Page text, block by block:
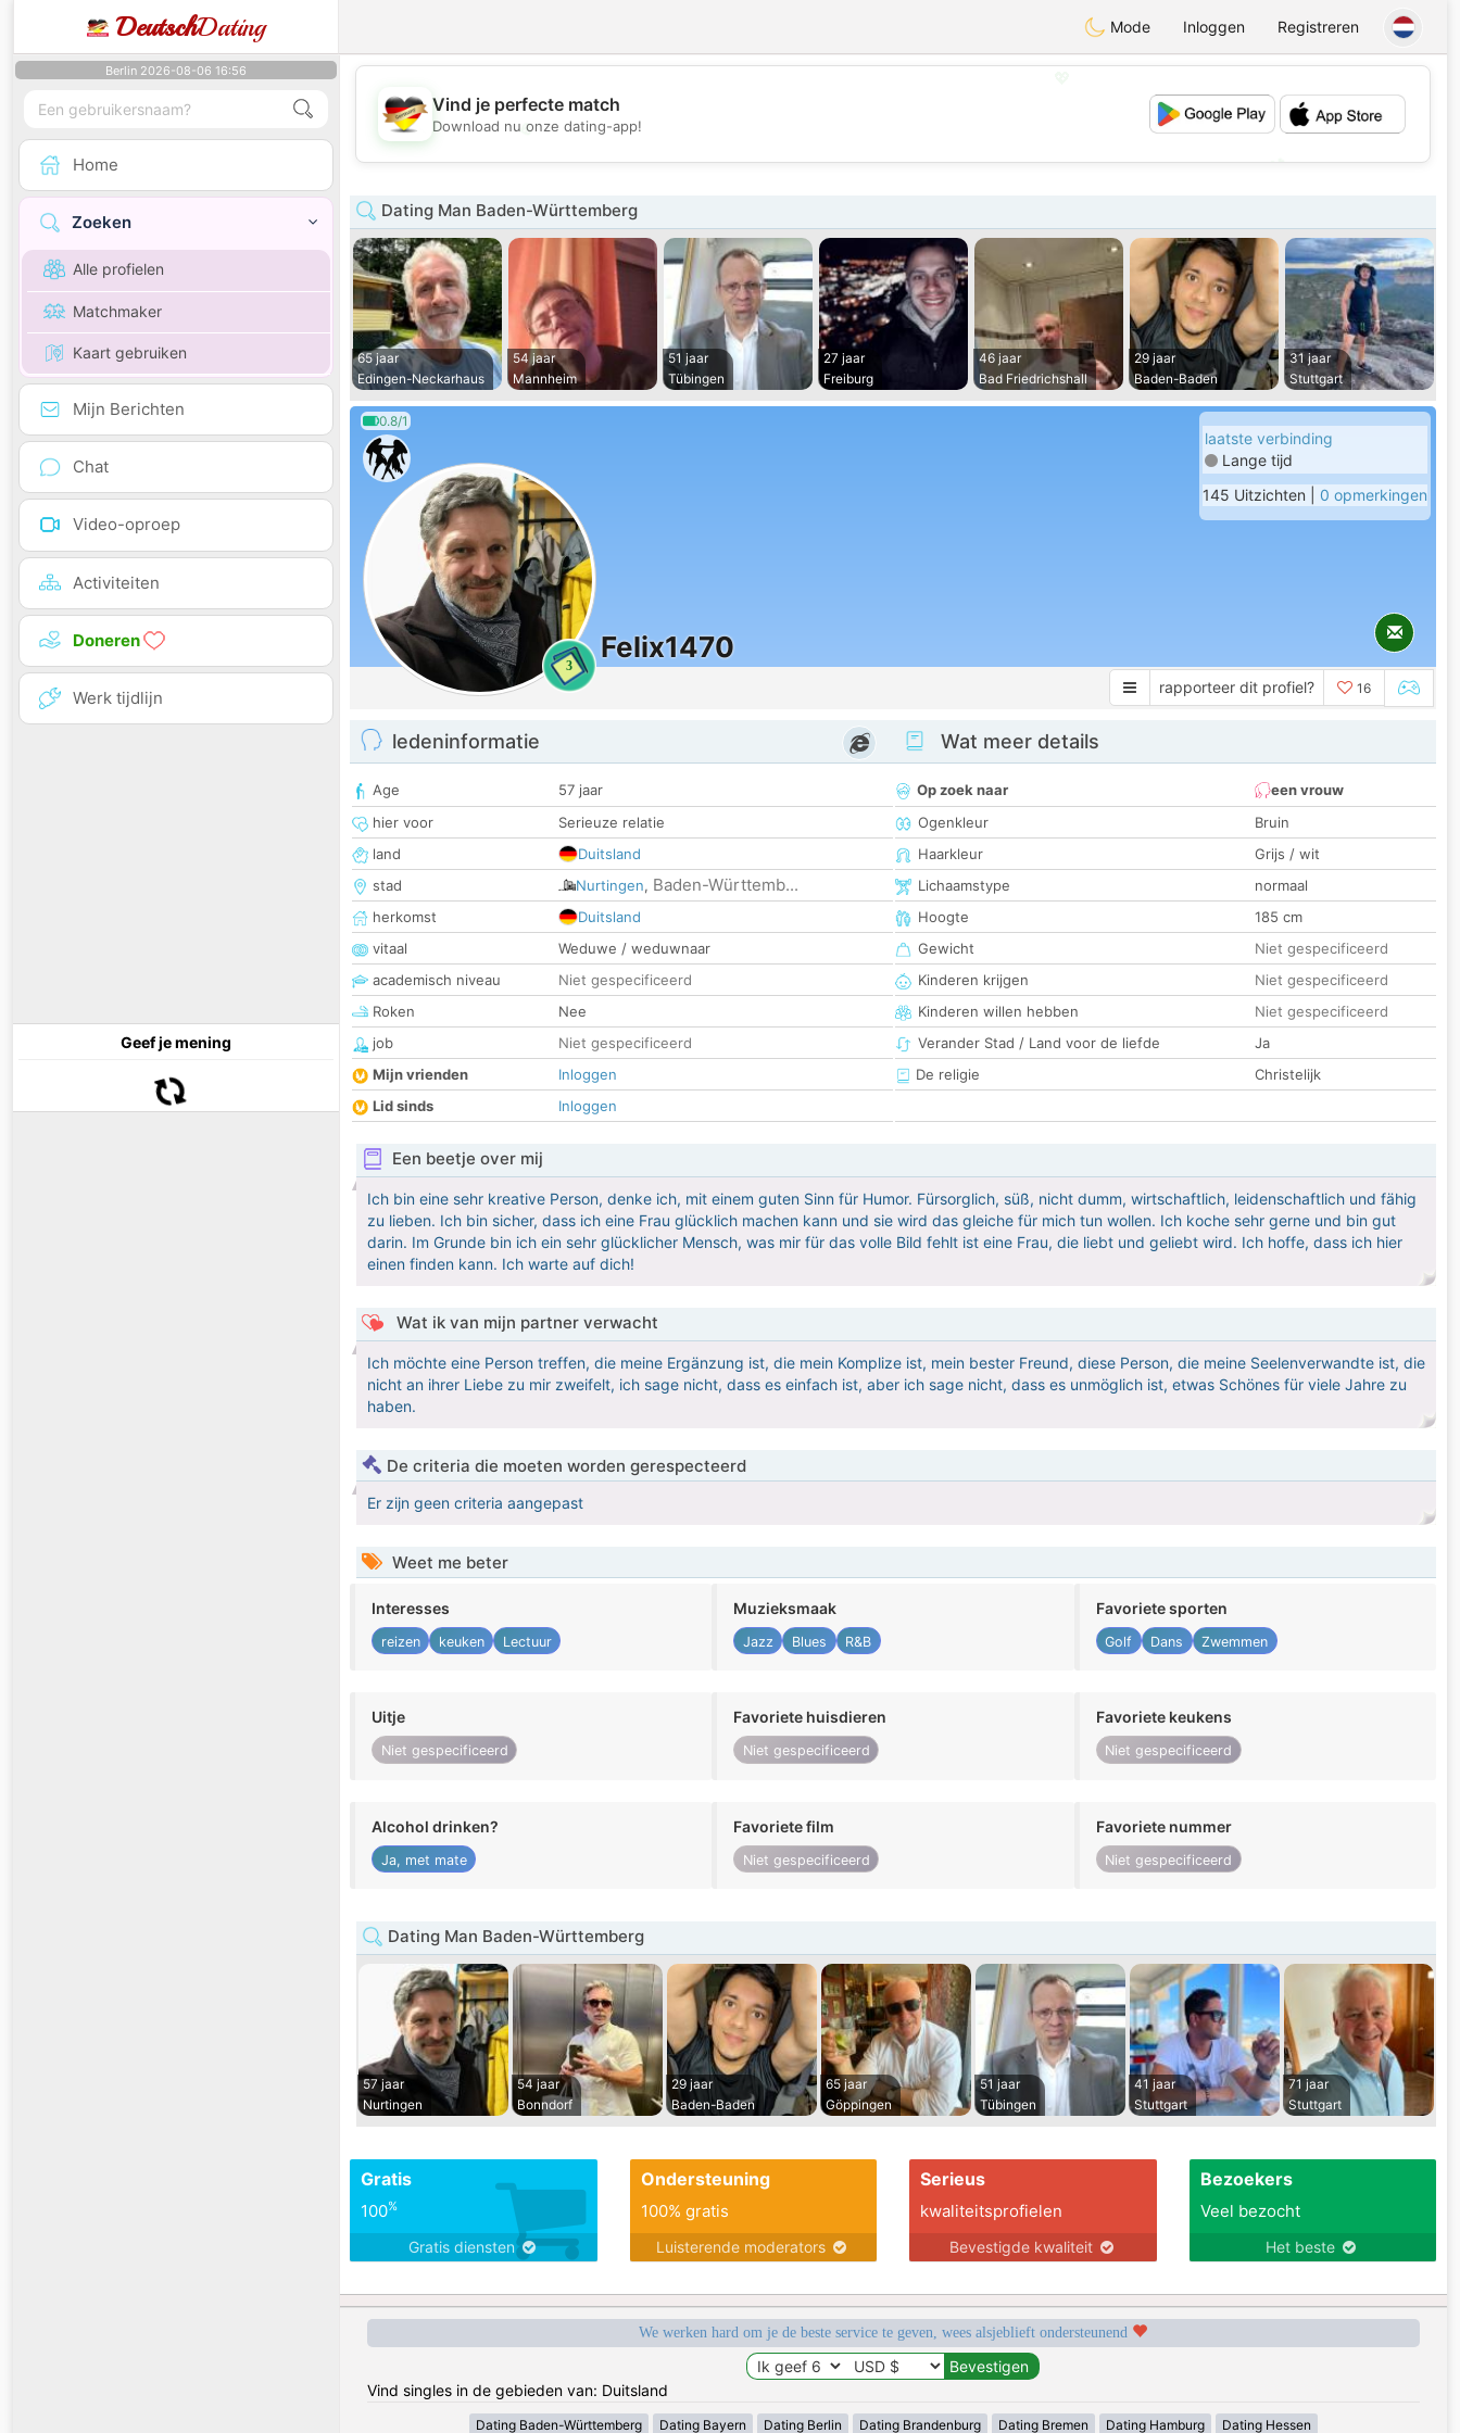
DeutschDating Mode Inloggen Registreren
Berlin 2026-08-06 16:56
Home
Zoeken
Alle profielen
Matchmaker
Kaart gebruiken
Mijn Berichten
Chat
Video-oproep
Activiteiten
Doneren
Werk tijdlijn
Geef je mening
💕
Vind je perfecte match
Download nu onze dating-app!
Dating Man Baden-Württemberg
65 jaar
Edingen-Neckarhaus
54 jaar
Mannheim
51 jaar
Tübingen
27 jaar
Freiburg
46 jaar
Bad Friedrichshall
29 jaar
Baden-Baden
31 jaar
Stuttgart
0.8/1
3
Felix1470
laatste verbinding
Lange tijd
145 Uitzichten | 0 opmerkingen
rapporteer dit profiel? 16
ledeninformatie
Age
57 jaar
hier voor
Serieuze relatie
land
Duitsland
stad
Nurtingen, Baden-Württemb...
herkomst
Duitsland
vitaal
Weduwe / weduwnaar
academisch niveau
Niet gespecificeerd
Roken
Nee
job
Niet gespecificeerd
Mijn vrienden
Inloggen
Lid sinds
Inloggen
Wat meer details
Op zoek naar
een vrouw
Ogenkleur
Bruin
Haarkleur
Grijs / wit
Lichaamstype
normaal
Hoogte
185 cm
Gewicht
Niet gespecificeerd
Kinderen krijgen
Niet gespecificeerd
Kinderen willen hebben
Niet gespecificeerd
Verander Stad / Land voor de liefde
Ja
De religie
Christelijk
Een beetje over mij
Ich bin eine sehr kreative Person, denke ich, mit einem guten Sinn für Humor. Fürsorglich, süß, nicht dumm, wirtschaftlich, leidenschaftlich und fähig
zu lieben. Ich bin sicher, dass ich eine Frau glücklich machen kann und sie wird das gleiche für mich tun wollen. Ich koche sehr gerne und bin gut
darin. Im Grunde bin ich ein sehr glücklicher Mensch, was mir für das volle Bild fehlt ist eine Frau, die liebt und geliebt wird. Ich hoffe, dass ich hier
einen finden kann. Ich warte auf dich!
Wat ik van mijn partner verwacht
Ich möchte eine Person treffen, die meine Ergänzung ist, die mein Komplize ist, mein bester Freund, diese Person, die meine Seelenverwandte ist, die
nicht an ihrer Liebe zu mir zweifelt, ich sage nicht, dass es einfach ist, aber ich sage nicht, dass es unmöglich ist, etwas Schönes für viele Jahre zu
haben.
De criteria die moeten worden gerespecteerd
Er zijn geen criteria aangepast
Weet me beter
Interesses
reizen keuken Lectuur
Muzieksmaak
Jazz Blues R&B
Favoriete sporten
Golf Dans Zwemmen
Uitje
Niet gespecificeerd
Favoriete huisdieren
Niet gespecificeerd
Favoriete keukens
Niet gespecificeerd
Alcohol drinken?
Ja, met mate
Favoriete film
Niet gespecificeerd
Favoriete nummer
Niet gespecificeerd
Dating Man Baden-Württemberg
57 jaar
Nurtingen
54 jaar
Bonndorf
29 jaar
Baden-Baden
65 jaar
Göppingen
51 jaar
Tübingen
41 jaar
Stuttgart
71 jaar
Stuttgart
Gratis
100%
Gratis diensten
Ondersteuning
100% gratis
Luisterende moderators
Serieus
kwaliteitsprofielen
Bevestigde kwaliteit
Bezoekers
Veel bezocht
Het beste
We werken hard om je de beste service te geven, wees alsjeblieft ondersteunend
Vind singles in de gebieden van: Duitsland
Dating Baden-Württemberg Dating Bayern Dating Berlin Dating Brandenburg Dating Bremen Dating Hamburg Dating Hessen